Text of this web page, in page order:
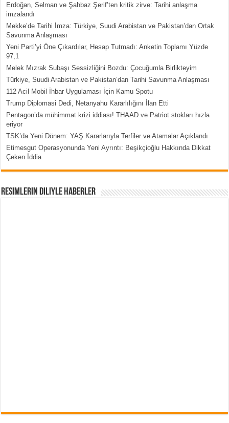
Erdoğan, Selman ve Şahbaz Şerif’ten kritik zirve: Tarihi anlaşma
imzalandı
Mekke’de Tarihi İmza: Türkiye, Suudi Arabistan ve Pakistan’dan Ortak
Savunma Anlaşması
Yeni Parti’yi Öne Çıkardılar, Hesap Tutmadı: Anketin Toplamı Yüzde
97,1
Melek Mızrak Subaşı Sessizliğini Bozdu: Çocuğumla Birlikteyim
Türkiye, Suudi Arabistan ve Pakistan’dan Tarihi Savunma Anlaşması
112 Acil Mobil İhbar Uygulaması İçin Kamu Spotu
Trump Diplomasi Dedi, Netanyahu Kararlılığını İlan Etti
Pentagon’da mühimmat krizi iddiası! THAAD ve Patriot stokları hızla
eriyor
TSK’da Yeni Dönem: YAŞ Kararlarıyla Terfiler ve Atamalar Açıklandı
Etimesgut Operasyonunda Yeni Ayrıntı: Beşikçioğlu Hakkında Dikkat
Çeken İddia
Resimlerin Diliyle Haberler